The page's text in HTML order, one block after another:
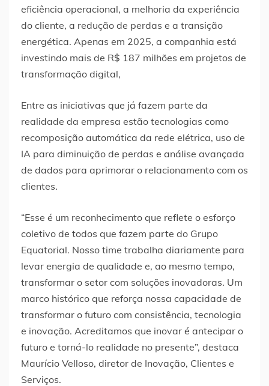
eficiência operacional, a melhoria da experiência
do cliente, a redução de perdas e a transição
energética. Apenas em 2025, a companhia está
investindo mais de R$ 187 milhões em projetos de
transformação digital,
Entre as iniciativas que já fazem parte da
realidade da empresa estão tecnologias como
recomposição automática da rede elétrica, uso de
IA para diminuição de perdas e análise avançada
de dados para aprimorar o relacionamento com os
clientes.
“Esse é um reconhecimento que reflete o esforço
coletivo de todos que fazem parte do Grupo
Equatorial. Nosso time trabalha diariamente para
levar energia de qualidade e, ao mesmo tempo,
transformar o setor com soluções inovadoras. Um
marco histórico que reforça nossa capacidade de
transformar o futuro com consistência, tecnologia
e inovação. Acreditamos que inovar é antecipar o
futuro e torná-lo realidade no presente”, destaca
Maurício Velloso, diretor de Inovação, Clientes e
Serviços.